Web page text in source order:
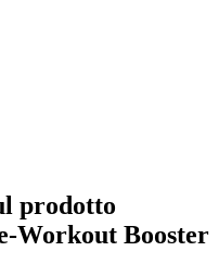
prodotto
Workout Booster